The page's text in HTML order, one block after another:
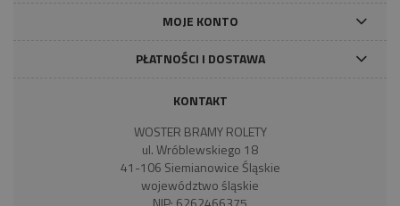
MOJE KONTO
PŁATNOŚCI I DOSTAWA
KONTAKT
WOSTER BRAMY ROLETY
ul. Wróblewskiego 18
41-106 Siemianowice Śląskie
województwo śląskie